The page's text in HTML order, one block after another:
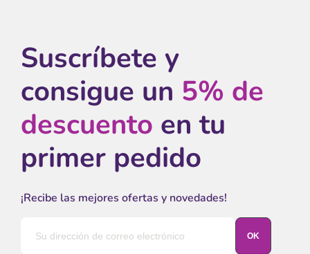
Suscríbete y
consigue un 5% de
descuento en tu
primer pedido
¡Recibe las mejores ofertas y novedades!